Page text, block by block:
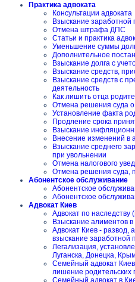
Практика адвоката
Консультации адвоката
Взыскание заработной
Отмена штрафа ДПС
Статьи и практика
Уменьшение суммы
Дополнительное
Взыскание долга с
Взыскание средств,
Взыскание средств с
деятельность
Как лишить отца
Отмена решения суда
Установление факта
Продление срока
Взыскание
Внесение изменений в
Взыскание среднего
при увольнении
Отмена налогового
Отмена решения суда,
Абонентское обслуживание
Абонентское
Абонентское
Адвокат Киев
Адвокат по наследству
Взыскание алиментов
Адвокат Киев - развод,
взыскание заработной
Легализация,
Луганска, Донецка,
Семейный адвокат
лишение родительских